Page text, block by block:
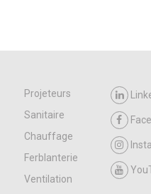
Projeteurs
Sanitaire
Chauffage
Ferblanterie
Ventilation